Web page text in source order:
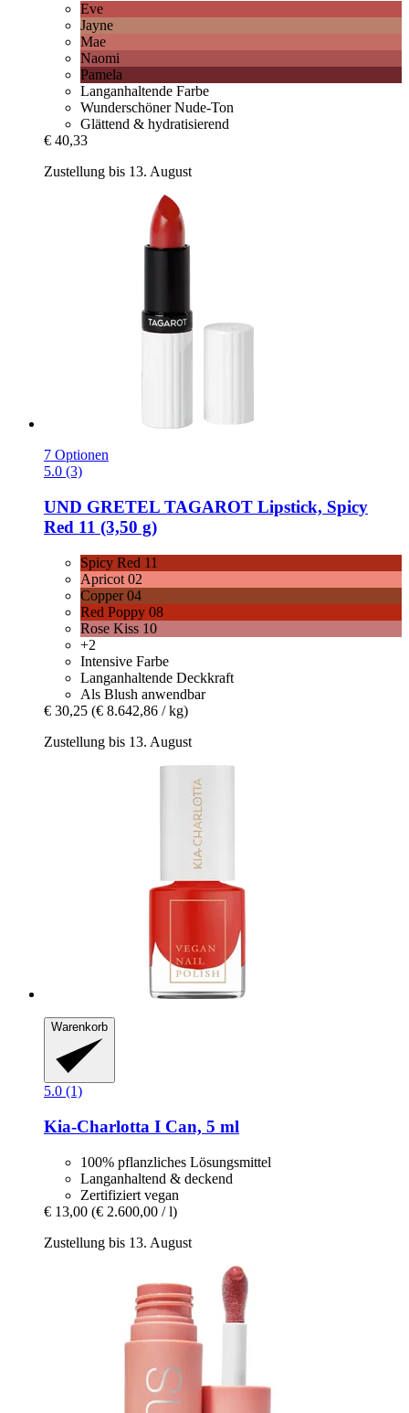
Eve
Jayne
Mae
Naomi
Pamela
Langanhaltende Farbe
Wunderschöner Nude-Ton
Glättend & hydratisierend
€ 40,33
Zustellung bis 13. August
7 Optionen
5.0 (3)
UND GRETEL TAGAROT Lipstick, Spicy
Red 11 (3,50 g)
Spicy Red 11
Apricot 02
Copper 04
Red Poppy 08
Rose Kiss 10
+2
Intensive Farbe
Langanhaltende Deckkraft
Als Blush anwendbar
€ 30,25 (€ 8.642,86 / kg)
Zustellung bis 13. August
Warenkorb
5.0 (1)
Kia-Charlotta I Can, 5 ml
100% pflanzliches Lösungsmittel
Langanhaltend & deckend
Zertifiziert vegan
€ 13,00 (€ 2.600,00 / l)
Zustellung bis 13. August